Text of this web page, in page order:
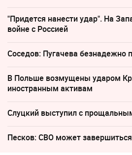
"Придется нанести удар". На
войне с Россией
Соседов: Пугачева безнадежно
В Польше возмущены ударом
иностранным активам
Слуцкий выступил с
Песков: СВО может